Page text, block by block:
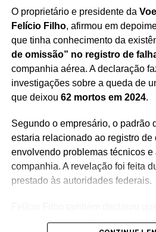
PRÓXIMO
Dudu Camargo vira alvo de
NÃO PERCA
Explosão no Jaguaré deixa
O proprietário e presidente da
Felício Filho, afirmou em
que tinha conhecimento da
de omissão” no registro de
companhia aérea. A declaração
investigações sobre a queda de
que deixou 62 mortos em 2024.
Segundo o empresário, o padrão
estaria relacionado ao registro de
envolvendo problemas técnicos
companhia. A revelação foi feita
prestado às autoridades federais.
Nacional de Aviação Civil